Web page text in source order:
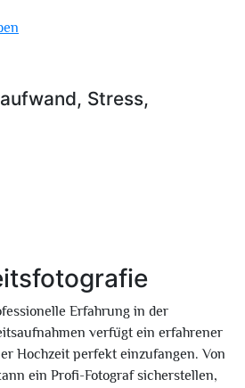
Stress,
Erfahrung in der
verfügt ein erfahrener
Hochzeit perfekt einzufangen. Von
ein Profi-Fotograf sicherstellen,